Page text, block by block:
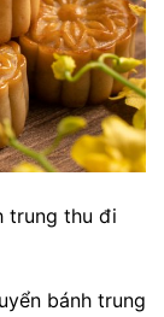
trung thu đi
bánh trung